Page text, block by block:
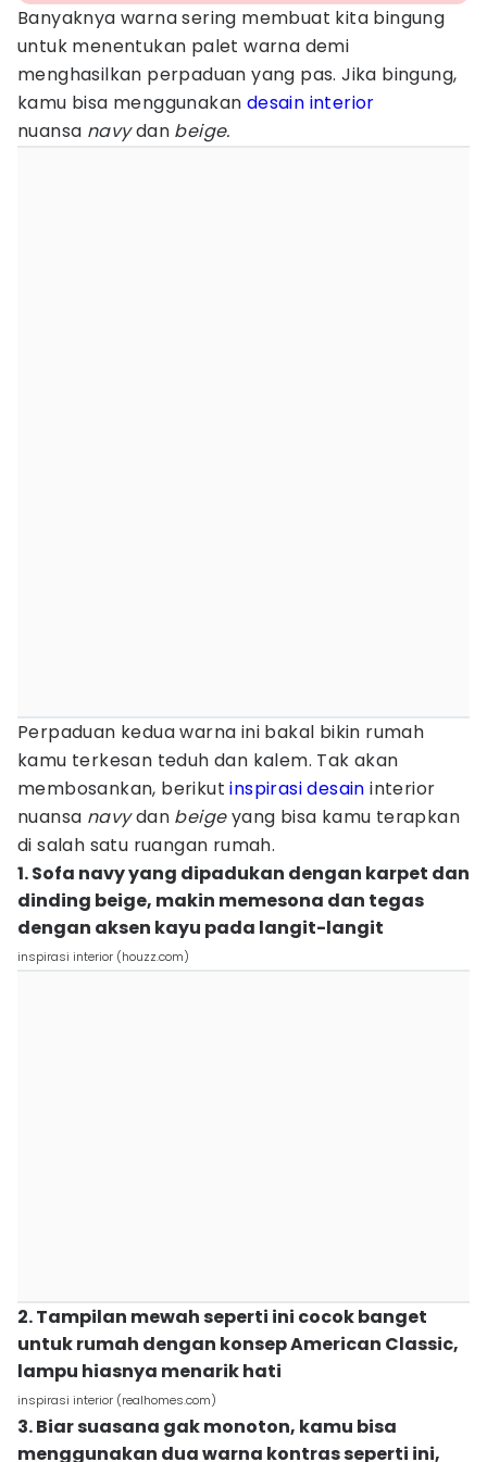
Banyaknya warna sering membuat kita bingung
untuk menentukan palet warna demi
menghasilkan perpaduan yang pas. Jika bingung,
kamu bisa menggunakan desain interior
nuansa navydan beige.
Perpaduan kedua warna ini bakal bikin rumah
kamu terkesan teduh dan kalem. Tak akan
membosankan, berikut inspirasi desain interior
nuansa navydan beigeyang bisa kamu terapkan
di salah satu ruangan rumah.
1. Sofa navy yang dipadukan dengan karpet dan
dinding beige, makin memesona dan tegas
dengan aksen kayu pada langit-langit
inspirasi interior (houzz.com)
2. Tampilan mewah seperti ini cocok banget
untuk rumah dengan konsep American Classic,
lampu hiasnya menarik hati
inspirasi interior (realhomes.com)
3. Biar suasana gak monoton, kamu bisa
menggunakan dua warna kontras seperti ini,